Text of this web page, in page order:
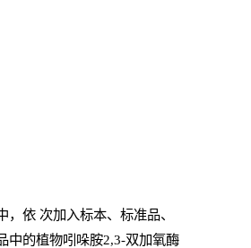
，依 次加入标本、标准品、
中的植物吲哚胺2,3-双加氧酶